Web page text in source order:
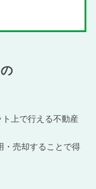
上で行える不動産
・売却することで得